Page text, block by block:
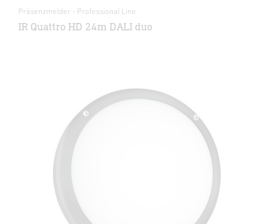
Präsenzmelder - Professional Line
IR Quattro HD 24m DALI duo